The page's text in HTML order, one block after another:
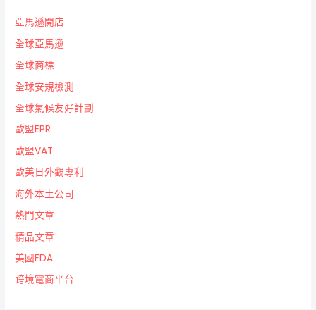
亞馬遜開店
全球亞馬遜
全球商標
全球安規檢測
全球氣候友好計劃
歐盟EPR
歐盟VAT
歐美日外觀專利
海外本土公司
熱門文章
精品文章
美國FDA
跨境電商平台